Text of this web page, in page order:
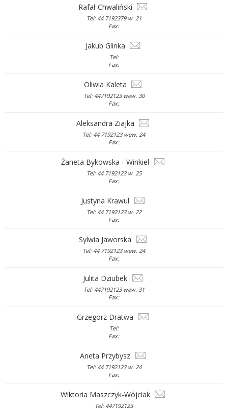
Rafał Chwaliński
Tel: 44 7192379 w. 21
Fax:
Jakub Glinka
Tel:
Fax:
Oliwia Kaleta
Tel: 447192123 wew. 30
Fax:
Aleksandra Ziajka
Tel: 44 7192123 wew. 24
Fax:
Żaneta Bykowska - Winkiel
Tel: 44 7192123 w. 25
Fax:
Justyna Krawul
Tel: 44 7192123 w. 22
Fax:
Sylwia Jaworska
Tel: 44 7192123 wew. 24
Fax:
Julita Dziubek
Tel: 447192123 wew. 31
Fax:
Grzegorz Dratwa
Tel:
Fax:
Aneta Przybysz
Tel: 44 7192123 w. 24
Fax:
Wiktoria Maszczyk-Wójciak
Tel: 447192123